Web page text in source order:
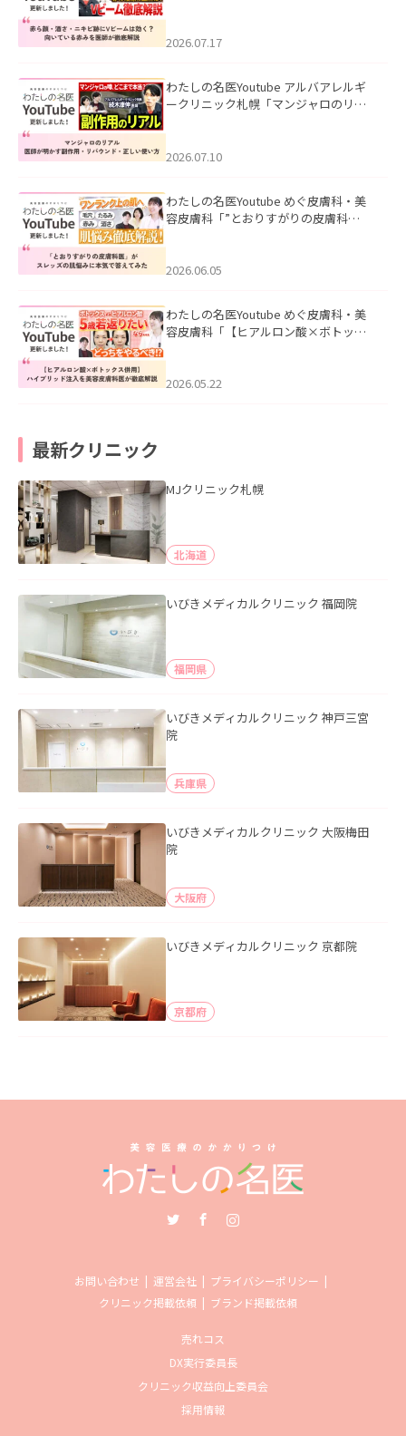
した。
2026.07.17
わたしの名医Youtube アルバアレルギ
ークリニック札幌「マンジャロのリア
た。
2026.07.10
わたしの名医Youtube めぐ皮膚科・美
容皮膚科「”とおりすがりの皮膚科
2026.06.05
わたしの名医Youtube めぐ皮膚科・美
容皮膚科「【ヒアルロン酸×ボトック
た。
2026.05.22
最新クリニック
MJクリニック札幌
北海道
いびきメディカルクリニック 福岡院
福岡県
いびきメディカルクリニック 神戸三宮
院
兵庫県
いびきメディカルクリニック 大阪梅田
院
大阪府
いびきメディカルクリニック 京都院
京都府
お問い合わせ 運営会社
プライバシーポリシー
クリニック掲載依頼
ブランド掲載依頼
売れコス
DX実行委員長
クリニック収益向上委員会
採用情報